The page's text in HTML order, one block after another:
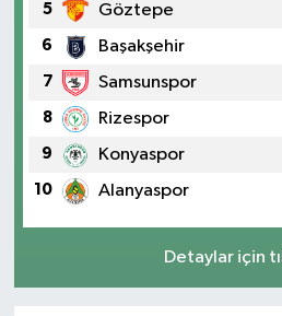
5 Göztepe
6 Başakşehir
7 Samsunspor
8 Rizespor
9 Konyaspor
10 Alanyaspor
Detaylar için